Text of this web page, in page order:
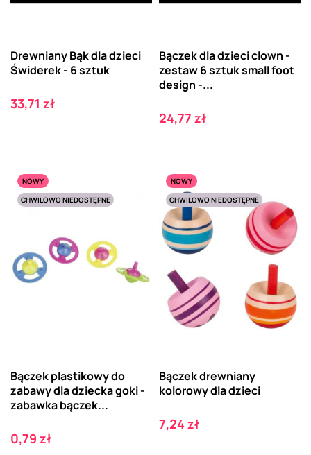
Drewniany Bąk dla dzieci
Świderek - 6 sztuk
Cena
33,71 zł
Bączek dla dzieci clown -
zestaw 6 sztuk small foot
design -...
Cena
24,77 zł
NOWY
CHWILOWO NIEDOSTĘPNE
Bączek plastikowy do
zabawy dla dziecka goki -
zabawka bączek...
Cena
0,79 zł
NOWY
CHWILOWO NIEDOSTĘPNE
Bączek drewniany
kolorowy dla dzieci
Cena
7,24 zł